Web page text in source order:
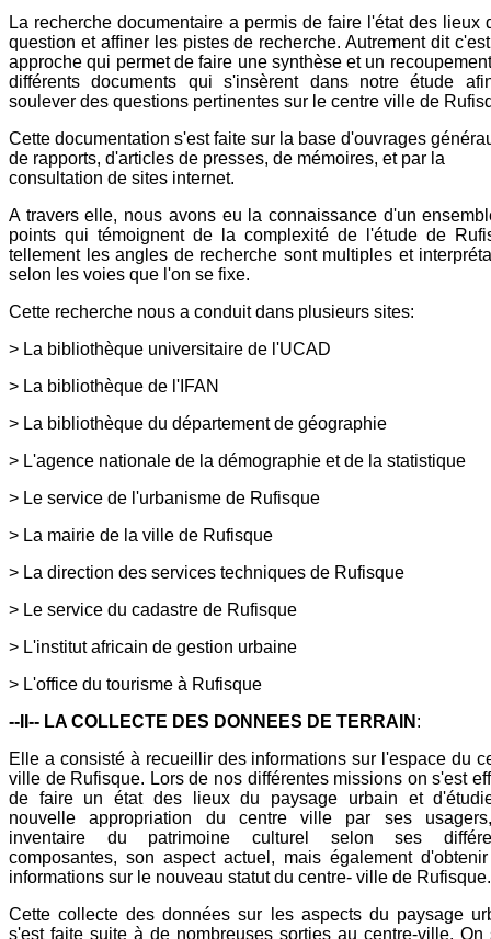
La recherche documentaire a permis de faire l'état des lieux
question et affiner les pistes de recherche. Autrement dit
approche qui permet de faire une synthèse et un
différents documents qui s'insèrent dans notre étude
soulever des questions pertinentes sur le centre ville de
Cette documentation s'est faite sur la base d'ouvrages
de rapports, d'articles de presses, de mémoires, et par la
consultation de sites internet.
A travers elle, nous avons eu la connaissance d'un
points qui témoignent de la complexité de l'étude de
tellement les angles de recherche sont multiples et
selon les voies que l'on se fixe.
Cette recherche nous a conduit dans plusieurs sites:
> La bibliothèque universitaire de l'UCAD
> La bibliothèque de l'IFAN
> La bibliothèque du département de géographie
> L'agence nationale de la démographie et de la statistique
> Le service de l'urbanisme de Rufisque
> La mairie de la ville de Rufisque
> La direction des services techniques de Rufisque
> Le service du cadastre de Rufisque
> L'institut africain de gestion urbaine
> L'office du tourisme à Rufisque
--II-- LA COLLECTE DES DONNEES DE TERRAIN :
Elle a consisté à recueillir des informations sur l'espace du
ville de Rufisque. Lors de nos différentes missions on s'est
de faire un état des lieux du paysage urbain et
nouvelle appropriation du centre ville par ses
inventaire du patrimoine culturel selon ses
composantes, son aspect actuel, mais également
informations sur le nouveau statut du centre- ville de Rufisque.
Cette collecte des données sur les aspects du paysage
s'est faite suite à de nombreuses sorties au centre-ville. On